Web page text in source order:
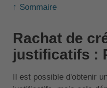
↑ Sommaire
Rachat de
justificatifs :
Il est possible d'obtenir